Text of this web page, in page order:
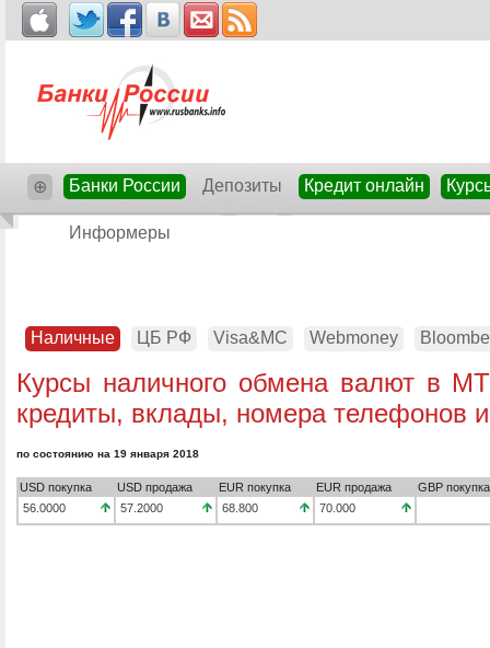
⊕ Банки России Депозиты Кредит онлайн
Информеры
Наличные ЦБ РФ Visa&MC Webmoney
Курсы наличного обмена валют в
кредиты, вклады, номера телефонов
по состоянию на 19 января 2018
USD покупка USD продажа EUR покупка EUR продажа
GBP покупка
56.0000
57.2000 68.800 70.000